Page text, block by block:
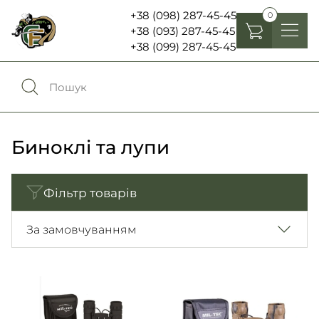
+38 (098) 287-45-45
+38 (093) 287-45-45
+38 (099) 287-45-45
0
Обране0
Увійти
Аксесуари
Ліхтарі , біноклі та елементи живлення
Шеврони, патчі та нашивки
Биноклі та лупи
Фільтр товарів
За замовчуванням